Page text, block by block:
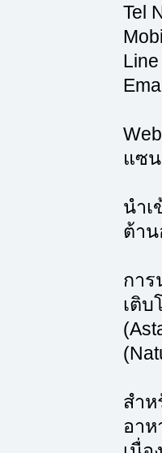
Tel
แซน
นำเ
ต้า
กา
เติ
สำ
อาห